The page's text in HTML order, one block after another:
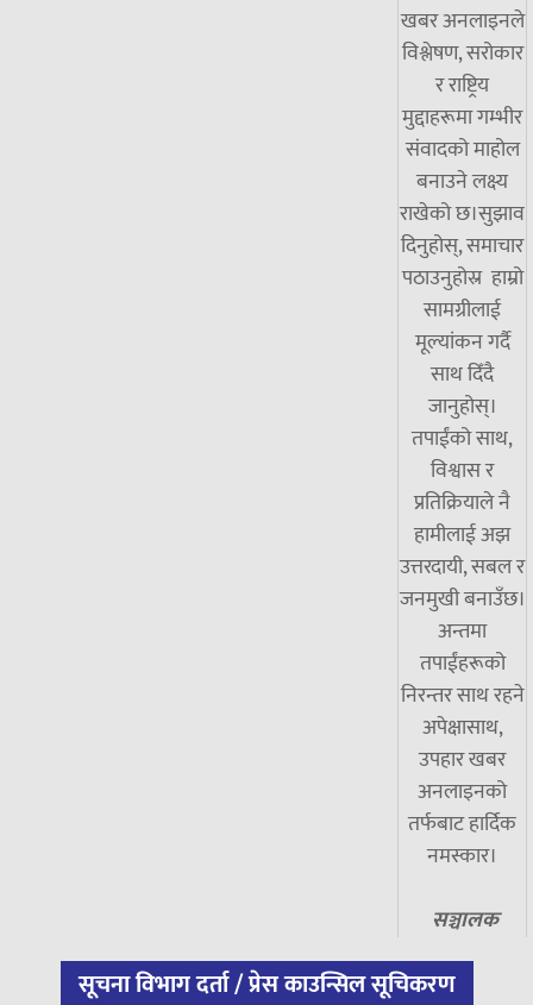
खबर अनलाइनले
विश्लेषण, सरोकार
र राष्ट्रिय
मुद्दाहरूमा गम्भीर
संवादको माहोल
बनाउने लक्ष्य
राखेको छ।सुझाव
दिनुहोस्, समाचार
पठाउनुहोस्र हाम्रो
सामग्रीलाई
मूल्यांकन गर्दै
साथ दिँदै
जानुहोस्।
तपाईंको साथ,
विश्वास र
प्रतिक्रियाले नै
हामीलाई अझ
उत्तरदायी, सबल र
जनमुखी बनाउँछ।
अन्तमा
तपाईंहरूको
निरन्तर साथ रहने
अपेक्षासाथ,
उपहार खबर
अनलाइनको
तर्फबाट हार्दिक
नमस्कार।
सञ्चालक
सूचना विभाग दर्ता / प्रेस काउन्सिल सूचिकरण